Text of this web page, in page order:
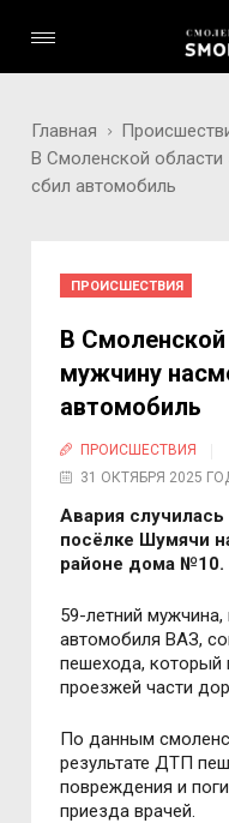
Главная
В Смоленской области
сбил автомобиль
ПРОИСШЕСТВИЯ
В Смоленской
мужчину
автомобиль
ПРОИСШЕСТВИЯ
31 ОКТЯБРЯ 2025
Авария
посёлке Шумячи
районе дома №10.
59-летний
автомобиляВАЗ,
пешехода, который
проезжей части
По данным
результате ДТП
повреждения и
приезда врачей.